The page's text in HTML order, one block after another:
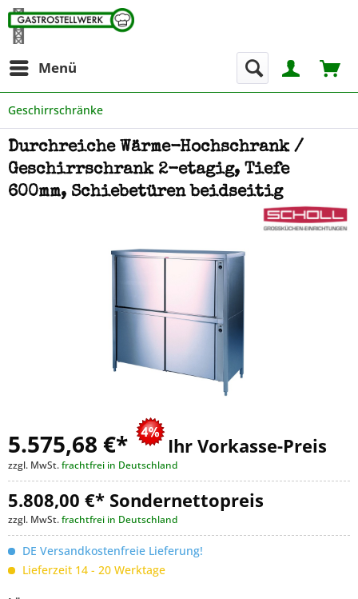
Menü
Geschirrschränke
Durchreiche Wärme-Hochschrank /
Geschirrschrank 2-etagig, Tiefe
600mm, Schiebetüren beidseitig
5.575,68 €* Ihr Vorkasse-Preis
zzgl. MwSt.frachtfrei in Deutschland
5.808,00 €* Sondernettopreis
zzgl. MwSt.frachtfrei in Deutschland
DE Versandkostenfreie Lieferung!
Lieferzeit 14 - 20 Werktage